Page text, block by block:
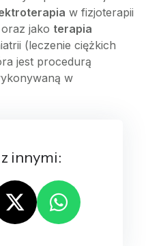
w fizjoterapii
jako terapia
(leczenie ciężkich
jest procedurą
w
innymi: